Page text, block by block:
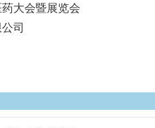
大会暨展览会
司